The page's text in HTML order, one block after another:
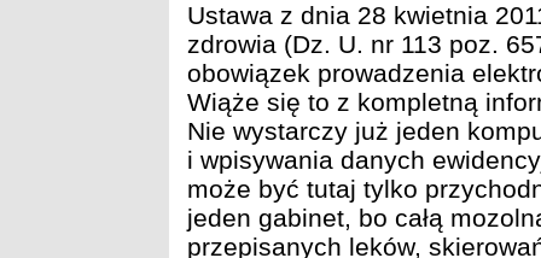
Ustawa z dnia 28 kwietnia
zdrowia (Dz. U. nr 113 poz.
obowiązek prowadzenia
Wiąże się to z kompletną
Nie wystarczy już jeden
i wpisywania danych
może być tutaj tylko
jeden gabinet, bo całą
przepisanych leków,